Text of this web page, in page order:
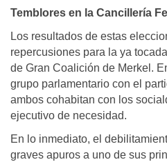
Temblores en la Cancillería
Los resultados de estas
repercusiones para la ya
de Gran Coalición de Merkel.
grupo parlamentario con el
ambos cohabitan con los
ejecutivo de necesidad.
En lo inmediato, el
graves apuros a uno de sus